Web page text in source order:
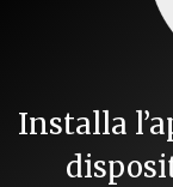
Installa